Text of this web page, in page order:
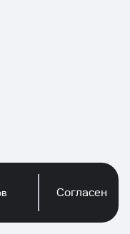
Согласен